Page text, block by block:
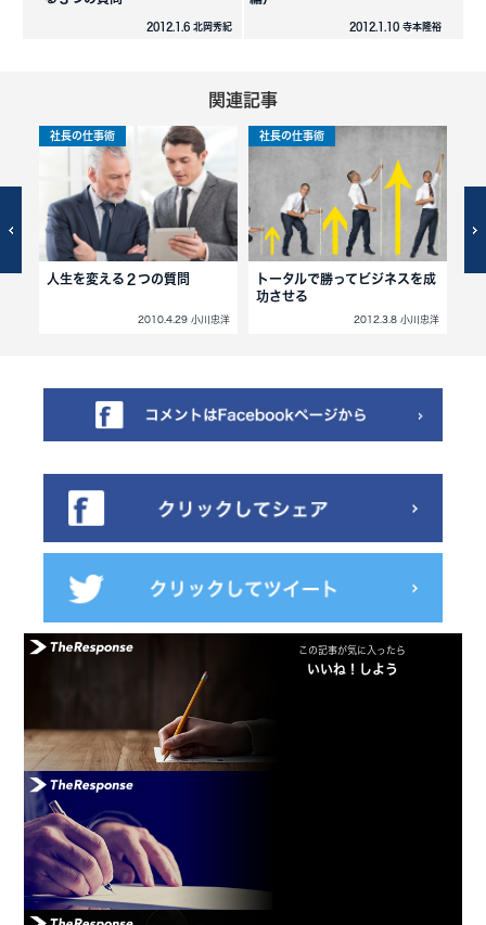
2012.1.6 北岡秀紀 2012.1.10 寺本隆裕
関連記事
社長の仕事術
人生を変える２つの質問
2010.4.29 小川忠洋
社長の仕事術
トータルで勝ってビジネスを成
功させる
2012.3.8 小川忠洋
この記事が気に入ったら
いいね！しよう